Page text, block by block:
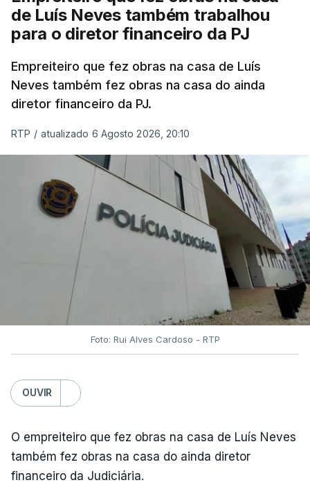
de Luís Neves também trabalhou
para o diretor financeiro da PJ
Empreiteiro que fez obras na casa de Luís
Neves também fez obras na casa do ainda
diretor financeiro da PJ.
RTP / atualizado 6 Agosto 2026, 20:10
Foto: Rui Alves Cardoso - RTP
OUVIR
O empreiteiro que fez obras na casa de Luís Neves
também fez obras na casa do ainda diretor
financeiro da Judiciária.